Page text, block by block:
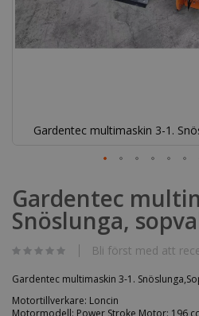
Gardentec multimaskin 3-1.
till
början
av
bildgalleriet
Gardentec
Snöslunga,
Bli först med att
Gardentec multimaskin 3-1.
Motortillverkare: Loncin